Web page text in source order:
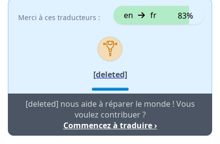
Merci à ces traducteurs : en fr 83%
[deleted]
[deleted] nous aide à réparer le monde ! Vous
voulez contribuer ?
Commencez à traduire ›